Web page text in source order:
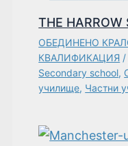
THE HARROW
ОБЕДИНЕНО
КВАЛИФИКАЦИЯ /
Secondary school,
училище, Частни